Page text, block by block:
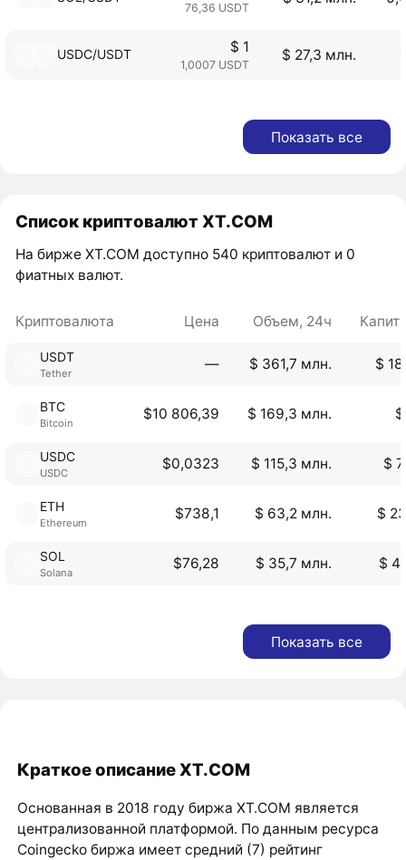
76,36 USDT
USDC/USDT $ 1
1,0007 USDT
$ 27,3 млн.
Показать все
Список криптовалют XT.COM
На бирже XT.COM доступно 540 криптовалют и 0
фиатных валют.
Криптовалюта Цена Объем, 24ч
USDT
Tether
― $ 361,7 млн. $
BTC
Bitcoin
$10 806,39 $ 169,3 млн.
USDC
USDC
$0,0323 $ 115,3 млн. $
ETH
Ethereum
$738,1 $ 63,2 млн. $
SOL
Solana
$76,28 $ 35,7 млн. $
Показать все
Краткое описание XT.COM
Основанная в 2018 году биржа XT.COM является
централизованной платформой. По данным ресурса
Coingecko биржа имеет средний (7) рейтинг